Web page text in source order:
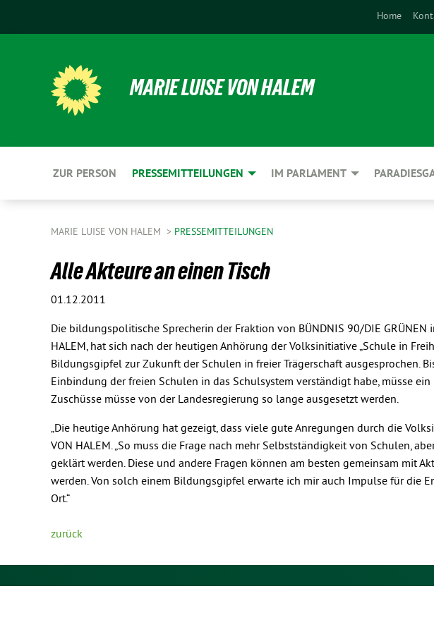
Home
MARIE LUISE VON HALEM
ZUR PERSON PRESSEMITTEILUNGEN IM PARLAMENT
MARIE LUISE VON HALEM PRESSEMITTEILUNGEN
Alle Akteure an einen Tisch
01.12.2011
Die bildungspolitische Sprecherin der Fraktion von BÜNDNIS 90/DIE GRÜNEN
HALEM, hat sich nach der heutigen Anhörung der Volksinitiative „Schule in
Bildungsgipfel zur Zukunft der Schulen in freier Trägerschaft ausgesprochen.
Einbindung der freien Schulen in das Schulsystem verständigt habe, müsse
Zuschüsse müsse von der Landesregierung so lange ausgesetzt werden.
„Die heutige Anhörung hat gezeigt, dass viele gute Anregungen durch die
VON HALEM. „So muss die Frage nach mehr Selbstständigkeit von Schulen,
geklärt werden. Diese und andere Fragen können am besten gemeinsam mit
werden. Von solch einem Bildungsgipfel erwarte ich mir auch Impulse für die
Ort.“
zurück